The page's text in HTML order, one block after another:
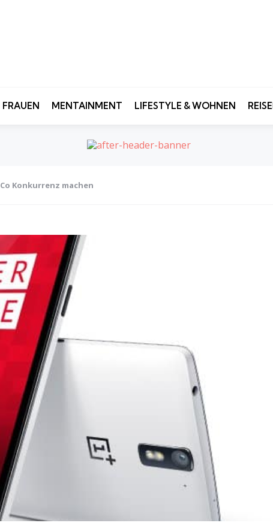
FRAUEN MENTAINMENT LIFESTYLE & WOHNEN
Konkurrenz machen